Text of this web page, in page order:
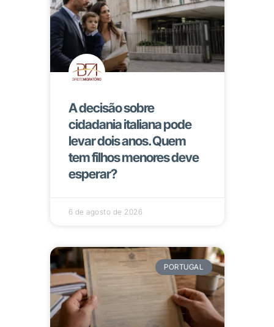
A decisão sobre
cidadania italiana pode
levar dois anos. Quem
tem filhos menores deve
esperar?
6 de agosto de 2026
PORTUGAL